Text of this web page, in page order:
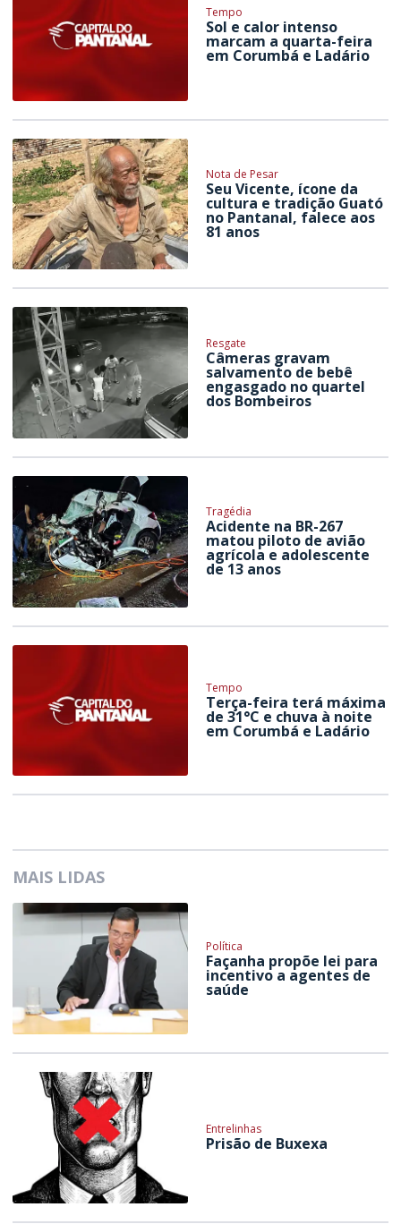
Tempo
Sol e calor intenso
marcam a quarta-feira
em Corumbá e Ladário
Nota de Pesar
Seu Vicente, ícone da
cultura e tradição Guató
no Pantanal, falece aos
81 anos
Resgate
Câmeras gravam
salvamento de bebê
engasgado no quartel
dos Bombeiros
Tragédia
Acidente na BR-267
matou piloto de avião
agrícola e adolescente
de 13 anos
Tempo
Terça-feira terá máxima
de 31°C e chuva à noite
em Corumbá e Ladário
MAIS LIDAS
Política
Façanha propõe lei para
incentivo a agentes de
saúde
Entrelinhas
Prisão de Buxexa